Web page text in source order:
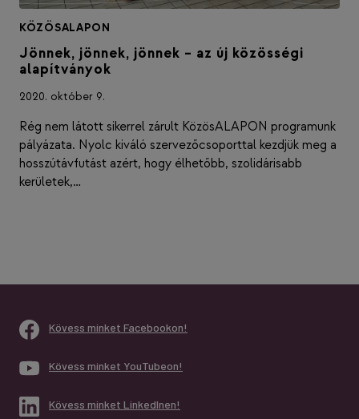
KÖZÖSALAPON
Jönnek, jönnek, jönnek – az új közösségi
alapítványok
2020. október 9.
Rég nem látott sikerrel zárult KözösALAPON programunk
pályázata. Nyolc kiváló szervezőcsoporttal kezdjük meg a
hosszútávfutást azért, hogy élhetőbb, szolidárisabb
kerületek,…
Kövess minket Facebookon!
Kövess minket YouTubeon!
Kövess minket LinkedInen!